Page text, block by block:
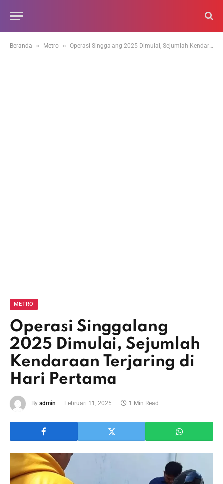
Beranda » Metro » Operasi Singgalang 2025 Dimulai, Sejumlah Kendaraan Terjaring di Hari Pertama
METRO
Operasi Singgalang
2025 Dimulai, Sejumlah
Kendaraan Terjaring di
Hari Pertama
By admin Februari 11, 2025 1 Min Read